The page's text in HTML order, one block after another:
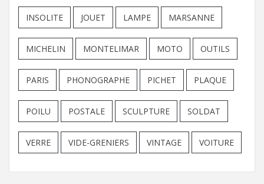
INSOLITE JOUET LAMPE MARSANNE
MICHELIN MONTELIMAR MOTO OUTILS
PARIS PHONOGRAPHE PICHET PLAQUE
POILU POSTALE SCULPTURE SOLDAT
VERRE VIDE-GRENIERS VINTAGE VOITURE